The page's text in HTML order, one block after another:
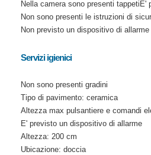
Nella camera sono presenti tappetiE'
Non sono presenti le istruzioni di
Non previsto un dispositivo di allarme
Servizi igienici
Non sono presenti gradini
Tipo di pavimento: ceramica
Altezza max pulsantiere e comandi
E' previsto un dispositivo di allarme
Altezza: 200 cm
Ubicazione: doccia